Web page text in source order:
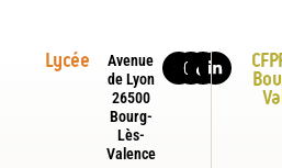
Lycée
Avenue
de Lyon
26500
Bourg-
Lès-
Valence